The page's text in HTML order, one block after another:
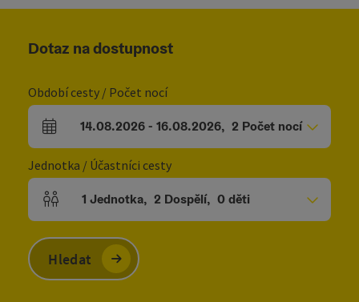
Dotaz na dostupnost
Období cesty / Počet nocí
Pole příjezdu a odjezdu
14.08.2026- 16.08.2026, 2 Počet nocí
Jednotka / Účastníci cesty
Počet jednotek a polí pro osoby
1 Jednotka, 2 Dospělí, 0děti
Hledat